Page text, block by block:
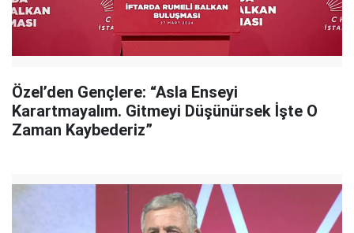
Özel’den Gençlere: “Asla Enseyi
Karartmayalım. Gitmeyi Düşünürsek İşte O
Zaman Kaybederiz”